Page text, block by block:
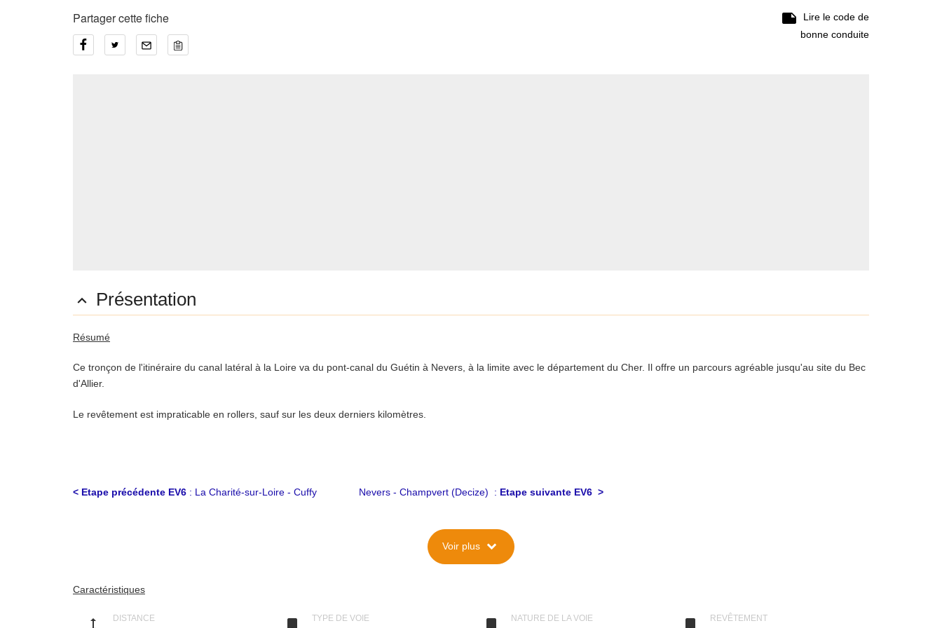
Partager cette fiche 
Lire le code de
bonne conduite
 Présentation
Résumé
Ce tronçon de l'itinéraire du canal latéral à la Loire va du pont-canal du Guétin à Nevers, à la limite avec le département du Cher. Il offre un parcours agréable jusqu'au site du Bec
d'Allier.
Le revêtement est impraticable en rollers, sauf sur les deux derniers kilomètres.
< Etape précédente EV6 : La Charité-sur-Loire - Cuffy Nevers - Champvert (Decize) : Etape suivante EV6 >
L'EuroVélo-route n°6 (EV6 / Véloroute de l'Atlantique à la Mer Noire, connue aussi sous les noms « Véloroutes des Fleuves » ou « Véloroute de Nantes à Budapest ») relie St-
Voir plus expand_more
Caractéristiques
height DISTANCE  TYPE DE VOIE  NATURE DE LA VOIE  REVÊTEMENT